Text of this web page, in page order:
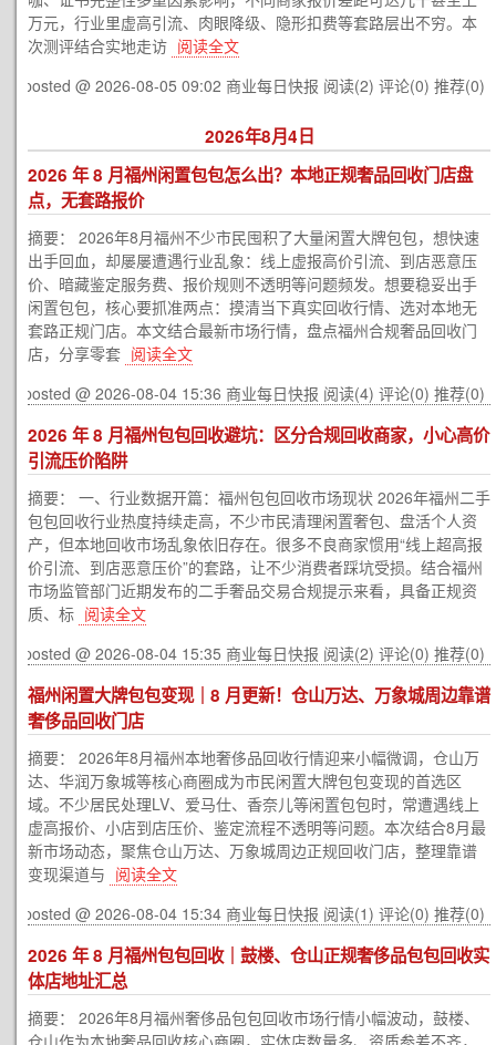
万元，行业里虚高引流、肉眼降级、隐形扣费等套路层出不穷。本
次测评结合实地走访 阅读全文
posted @ 2026-08-05 09:02 商业每日快报 阅读(2) 评论(0) 推荐(0)
2026年8月4日
2026 年 8 月福州闲置包包怎么出？本地正规奢品回收门店盘
点，无套路报价
摘要： 2026年8月福州不少市民囤积了大量闲置大牌包包，想快速
出手回血，却屡屡遭遇行业乱象：线上虚报高价引流、到店恶意压
价、暗藏鉴定服务费、报价规则不透明等问题频发。想要稳妥出手
闲置包包，核心要抓准两点：摸清当下真实回收行情、选对本地无
套路正规门店。本文结合最新市场行情，盘点福州合规奢品回收门
店，分享零套 阅读全文
posted @ 2026-08-04 15:36 商业每日快报 阅读(4) 评论(0) 推荐(0)
2026 年 8 月福州包包回收避坑：区分合规回收商家，小心高价
引流压价陷阱
摘要： 一、行业数据开篇：福州包包回收市场现状 2026年福州二手
包包回收行业热度持续走高，不少市民清理闲置奢包、盘活个人资
产，但本地回收市场乱象依旧存在。很多不良商家惯用“线上超高报
价引流、到店恶意压价”的套路，让不少消费者踩坑受损。结合福州
市场监管部门近期发布的二手奢品交易合规提示来看，具备正规资
质、标 阅读全文
posted @ 2026-08-04 15:35 商业每日快报 阅读(2) 评论(0) 推荐(0)
福州闲置大牌包包变现｜8 月更新！仓山万达、万象城周边靠谱
奢侈品回收门店
摘要： 2026年8月福州本地奢侈品回收行情迎来小幅微调，仓山万
达、华润万象城等核心商圈成为市民闲置大牌包包变现的首选区
域。不少居民处理LV、爱马仕、香奈儿等闲置包包时，常遭遇线上
虚高报价、小店到店压价、鉴定流程不透明等问题。本次结合8月最
新市场动态，聚焦仓山万达、万象城周边正规回收门店，整理靠谱
变现渠道与 阅读全文
posted @ 2026-08-04 15:34 商业每日快报 阅读(1) 评论(0) 推荐(0)
2026 年 8 月福州包包回收｜鼓楼、仓山正规奢侈品包包回收实
体店地址汇总
摘要： 2026年8月福州奢侈品包包回收市场行情小幅波动，鼓楼、
仓山作为本地奢品回收核心商圈，实体店数量多、资质参差不齐，